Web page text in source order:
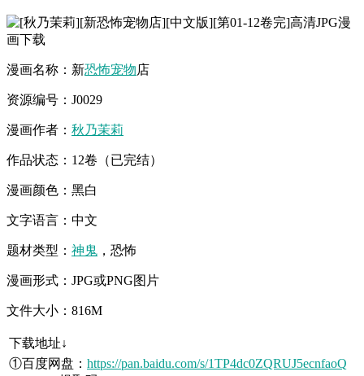
漫画名称：新恐怖宠物店
资源编号：J0029
漫画作者： 秋乃茉莉
作品状态：12卷（已完结）
漫画颜色：黑白
文字语言：中文
题材类型： 神鬼 ，恐怖
漫画形式：JPG或PNG图片
文件大小：816M
下载地址↓
①百度网盘： https://pan.baidu.com/s/1TP4dc0ZQRUJ5ecnfaoQ